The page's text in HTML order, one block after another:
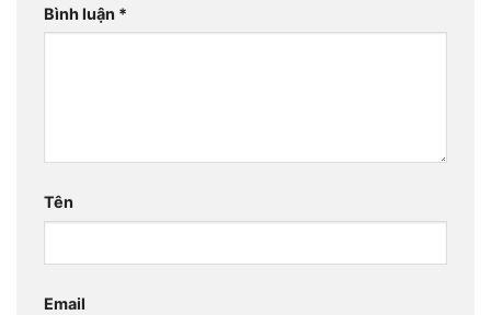
Bình luận *
Tên
Email